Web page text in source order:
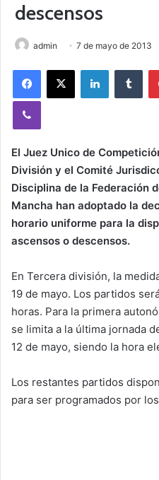
descensos
admin 7 de mayo de 2013
El Juez Unico de
División y el Comité
Disciplina de la Federación
Mancha han adoptado la
horario uniforme para la
ascensos o descensos.
En Tercera división, la
19 de mayo. Los partidos
horas. Para la primera
se limita a la última jornada
12 de mayo, siendo la hora
Los restantes partidos
para ser programados por